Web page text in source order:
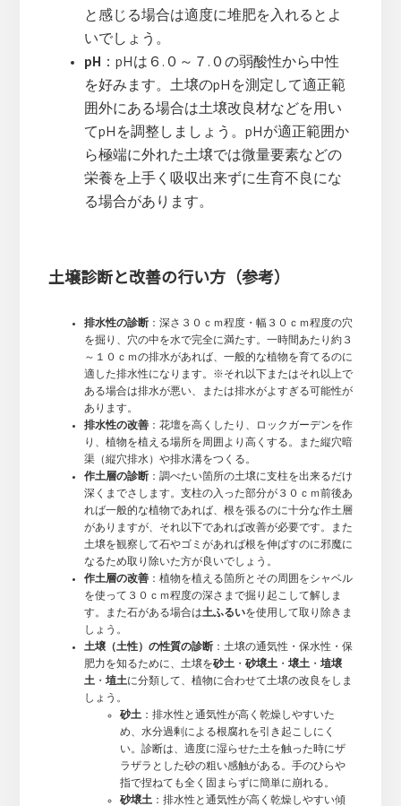
と感じる場合は適度に堆肥を入れるとよ
いでしょう。
pH
：pHは６.０～７.０の弱酸性から中性
を好みます。土壌のpHを測定して適正範
囲外にある場合は土壌改良材などを用い
てpHを調整しましょう。pHが適正範囲か
ら極端に外れた土壌では微量要素などの
栄養を上手く吸収出来ずに生育不良にな
る場合があります。
土壌診断と改善の行い方（参考）
排水性の診断：深さ３０ｃｍ程度・幅３０ｃｍ程度の穴
を掘り、穴の中を水で完全に満たす。一時間あたり約３
～１０ｃｍの排水があれば、一般的な植物を育てるのに
適した排水性になります。※それ以下またはそれ以上で
ある場合は排水が悪い、または排水がよすぎる可能性が
あります。
排水性の改善：花壇を高くしたり、ロックガーデンを作
り、植物を植える場所を周囲より高くする。また縦穴暗
渠（縦穴排水）や排水溝をつくる。
作土層の診断：調べたい箇所の土壌に支柱を出来るだけ
深くまでさします。支柱の入った部分が３０ｃｍ前後あ
れば一般的な植物であれば、根を張るのに十分な作土層
がありますが、それ以下であれば改善が必要です。また
土壌を観察して石やゴミがあれば根を伸ばすのに邪魔に
なるため取り除いた方が良いでしょう。
作土層の改善：植物を植える箇所とその周囲をシャベル
を使って３０ｃｍ程度の深さまで掘り起こして解しま
す。また石がある場合は土ふるいを使用して取り除きま
しょう。
土壌（土性）の性質の診断：土壌の通気性・保水性・保
肥力を知るために、土壌を砂土 ・ 砂壌土 ・ 壌土 ・ 埴壌
土 ・ 埴土に分類して、植物に合わせて土壌の改良をしま
しょう。
砂土 ：排水性と通気性が高く乾燥しやすいた
め、水分過剰による根腐れを引き起こしにく
い。診断は、適度に湿らせた土を触った時にザ
ラザラとした砂の粗い感触がある。手のひらや
指で捏ねても全く固まらずに簡単に崩れる。
砂壌土 ：排水性と通気性が高く乾燥しやすい傾